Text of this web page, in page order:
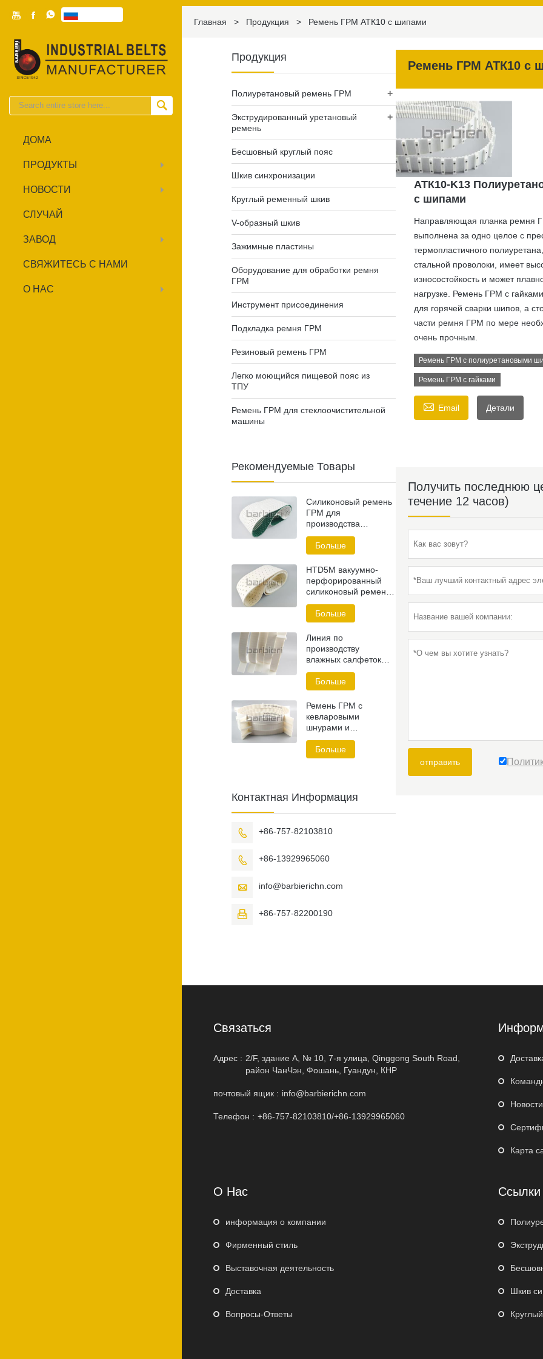
  

ДОМА
ПРОДУКТЫ
НОВОСТИ
СЛУЧАЙ
ЗАВОД
СВЯЖИТЕСЬ С НАМИ
О НАС
Главная > Продукция > Ремень ГРМ АТК10 с шипами
Ремень ГРМ АТК10 с
АТК10-K13
с шипами
Направляющая планка ремня
выполнена за одно целое с
термопластичного
стальной проволоки, имеет
износостойкость и может
нагрузке. Ремень ГРМ с
для горячей сварки шипов, а
части ремня ГРМ по мере
очень прочным.
Ремень ГРМ с полиуретановыми
Ремень ГРМ с гайками
 Email Детали
Получить последнюю
течение 12 часов)
отправить
Продукция
+
Полиуретановый ремень ГРМ
+
Экструдированный уретановый
ремень
Бесшовный круглый пояс
Шкив синхронизации
Круглый ременный шкив
V-образный шкив
Зажимные пластины
Оборудование для обработки ремня
ГРМ
Инструмент присоединения
Подкладка ремня ГРМ
Резиновый ремень ГРМ
Легко моющийся пищевой пояс из
ТПУ
Ремень ГРМ для стеклоочистительной
машины
Рекомендуемые Товары
Силиконовый ремень
ГРМ для
производства
сантехнических
изделий
Больше
HTD5M вакуумно-
перфорированный
силиконовый ремень
ГРМ
Больше
Линия по
производству
влажных салфеток
Зубчатый ремень
Больше
Ремень ГРМ с
кевларовыми
шнурами и
треугольным
профилем
Больше
Контактная Информация
 +86-757-82103810
 +86-13929965060
 info@barbierichn.com
 +86-757-82200190
Cвязаться
Адрес : 2/F, здание A, № 10, 7-я улица, Qinggong South Road,
район ЧанЧэн, Фошань, Гуандун, КНР
почтовый ящик : info@barbierichn.com
Телефон : +86-757-82103810/+86-13929965060
Новости
Карта
О Нас
информация о компании
Фирменный стиль
Выставочная деятельность
Доставка
Вопросы-Ответы
Ссылки
Шкив